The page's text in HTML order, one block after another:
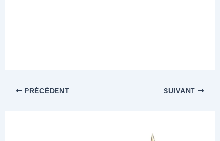
PRÉCÉDENT SUIVANT